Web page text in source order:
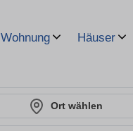
Wohnung Häuser
Ort wählen